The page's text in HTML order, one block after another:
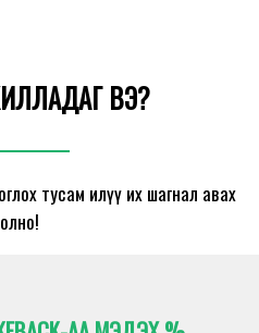
ВЭ?
тусам илүү их шагнал авах